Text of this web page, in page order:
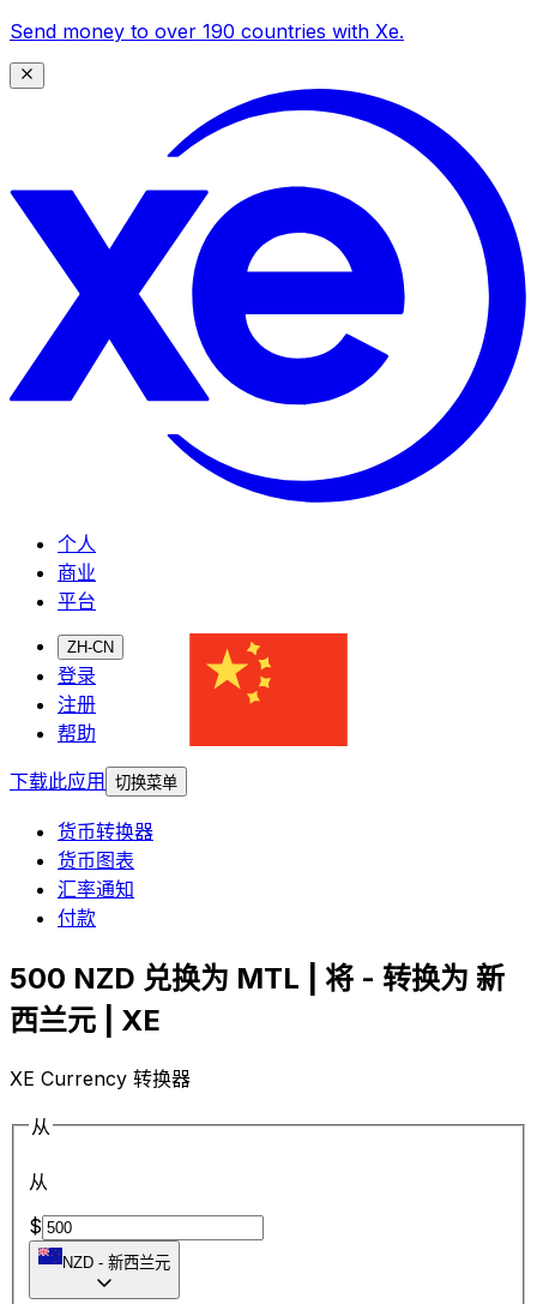
Send money to over 190 countries with Xe.
个人
商业
平台
ZH-CN
登录
注册
帮助
下载此应用
切换菜单
货币转换器
货币图表
汇率通知
付款
500 NZD 兑换为 MTL | 将 - 转换为 新
西兰元 | XE
XE Currency 转换器
从
从
$
NZD - 新西兰元